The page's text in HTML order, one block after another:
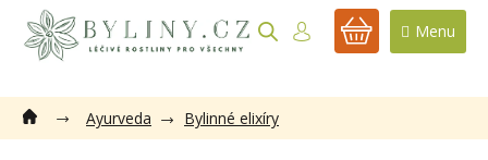
obsah
NÁKUPNÍ
Ayurveda Bylinné elixíry